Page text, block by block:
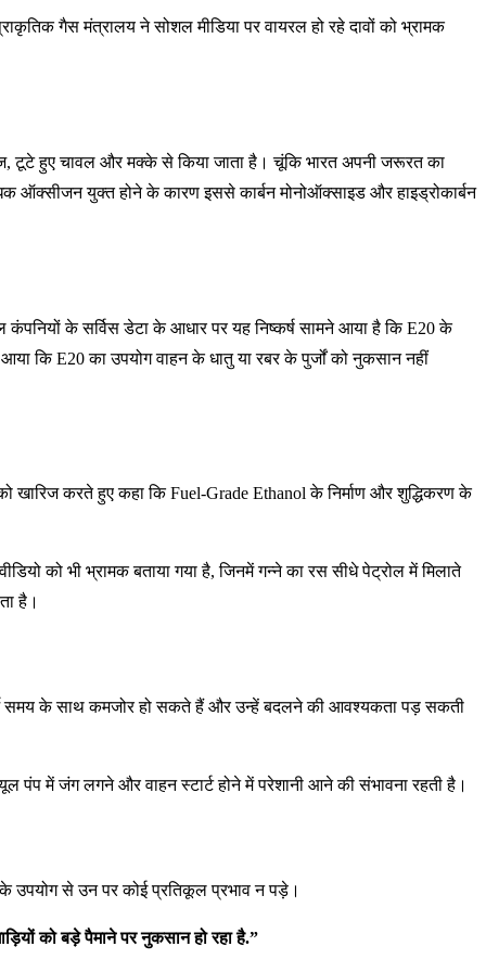
गैस मंत्रालय ने सोशल मीडिया पर वायरल हो रहे दावों को भ्रामक
टूटे हुए चावल और मक्के से किया जाता है। चूंकि भारत अपनी जरूरत का
युक्त होने के कारण इससे कार्बन मोनोऑक्साइड और हाइड्रोकार्बन
के सर्विस डेटा के आधार पर यह निष्कर्ष सामने आया है कि E20 के
कि E20 का उपयोग वाहन के धातु या रबर के पुर्जों को नुकसान नहीं
खारिज करते हुए कहा कि Fuel-Grade Ethanol के निर्माण और शुद्धिकरण के
को भी भ्रामक बताया गया है, जिनमें गन्ने का रस सीधे पेट्रोल में मिलाते
है।
समय के साथ कमजोर हो सकते हैं और उन्हें बदलने की आवश्यकता पड़ सकती
पंप में जंग लगने और वाहन स्टार्ट होने में परेशानी आने की संभावना रहती है।
उपयोग से उन पर कोई प्रतिकूल प्रभाव न पड़े।
को बड़े पैमाने पर नुकसान हो रहा है.”